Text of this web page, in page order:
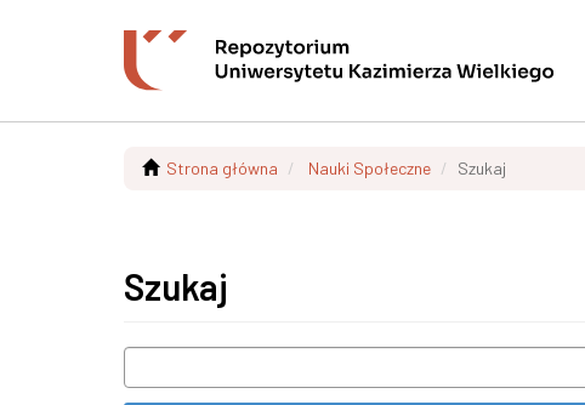
Strona główna Nauki Społeczne Szukaj
Szukaj